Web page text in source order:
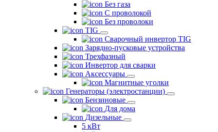
Без газа
С проволокой
Без проволоки
TIG
Сварочный инвертор TIG
Зарядно-пусковые устройства
Трехфазный
Инвертор для сварки
Аксессуары
Магнитные уголки
Генераторы (электростанции)
Бензиновые
Для дома
Дизельные
5 кВт